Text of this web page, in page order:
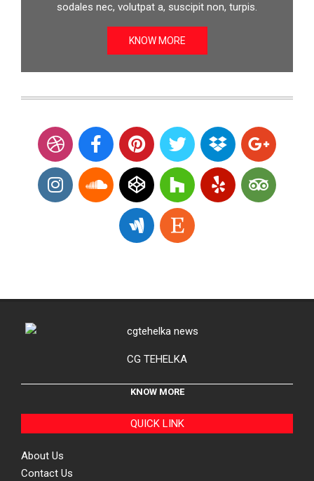
sodales nec, volutpat a, suscipit non, turpis.
KNOW MORE
CG TEHELKA
KNOW MORE
QUICK LINK
About Us
Contact Us